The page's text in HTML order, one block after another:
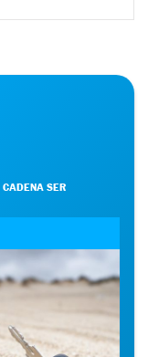
CADENA SER